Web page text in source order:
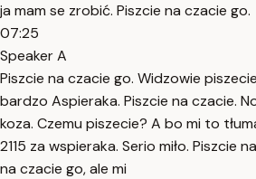
ja mam se zrobić. Piszcie na czacie go.
07:25
Speaker A
Piszcie na czacie go. Widzowie
bardzo Aspieraka. Piszcie na czacie.
koza. Czemu piszecie? A bo mi to
2115 za wspieraka. Serio miło. Piszcie
na czacie go, ale mi